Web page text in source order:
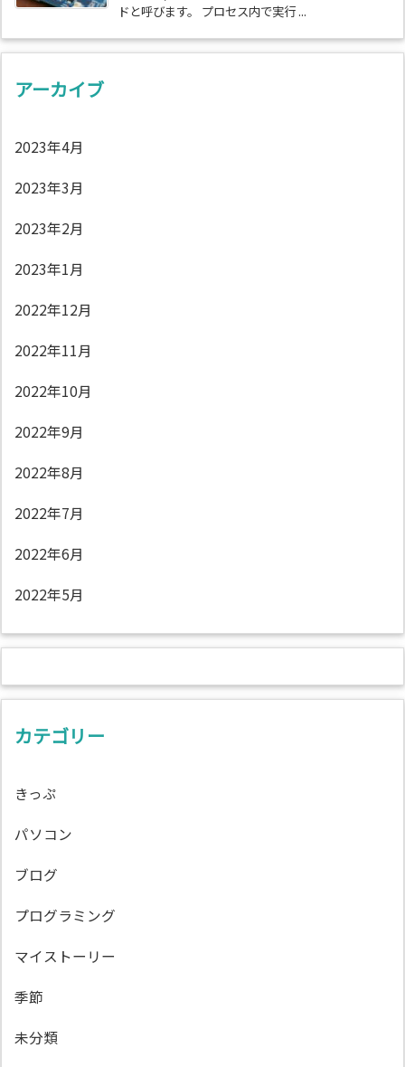
ドと呼びます。 プロセス内で実行 ...
アーカイブ
2023年4月
2023年3月
2023年2月
2023年1月
2022年12月
2022年11月
2022年10月
2022年9月
2022年8月
2022年7月
2022年6月
2022年5月
カテゴリー
きっぷ
パソコン
ブログ
プログラミング
マイストーリー
季節
未分類